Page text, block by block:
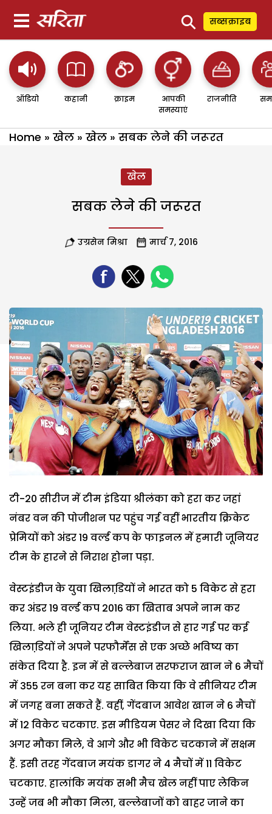
⚲ सब्सक्राइब
ऑडियो कहानी क्राइम
आपकी
समस्याएं
राजनीति
Home » खेल » खेल » सबक लेने की जरूरत
खेल
सबक लेने की जरूरत
उग्रसेन मिश्रा मार्च 7, 2016
टी-20 सीरीज में टीम इंडिया श्रीलंका को हरा कर जहां
नंबर वन की पोजीशन पर पहुंच गई वहीं भारतीय क्रिकेट
प्रेमियों को अंडर 19 वर्ल्ड कप के फाइनल में हमारी जूनियर
टीम के हारने से निराश होना पड़ा.
वेस्टइंडीज के युवा खिलाडि़यों ने भारत को 5 विकेट से हरा
कर अंडर 19 वर्ल्ड कप 2016 का खिताब अपने नाम कर
लिया. भले ही जूनियर टीम वेस्टइंडीज से हार गई पर कई
खिलाडि़यों ने अपने परफौर्मेंस से एक अच्छे भविष्य का
संकेत दिया है. इन में से बल्लेबाज सरफराज खान ने 6 मैचों
में 355 रन बना कर यह साबित किया कि वे सीनियर टीम
में जगह बना सकते हैं. वहीं, गेंदबाज आवेश खान ने 6 मैचों
में 12 विकेट चटकाए. इस मीडियम पेसर ने दिखा दिया कि
अगर मौका मिले, वे आगे और भी विकेट चटकाने में सक्षम
हैं. इसी तरह गेंदबाज मयंक डागर ने 4 मैचों में 11 विकेट
चटकाए. हालांकि मयंक सभी मैच खेल नहीं पाए लेकिन
उन्हें जब भी मौका मिला, बल्लेबाजों को बाहर जाने का